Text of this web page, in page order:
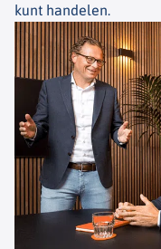
kunt handelen.